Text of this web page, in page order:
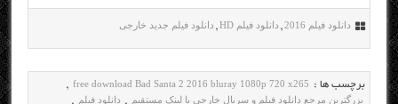
دانلود فیلم 2016 , دانلود فیلم HD , دانلود فیلم جدید خارجی
برچسب ها : free download Bad Santa 2 2016 bluray 1080p 720 x265
,
بزرگترین مرجع دانلود فیلم و سریال خارجی با لینک مستقیم , دانلود فیلم ,